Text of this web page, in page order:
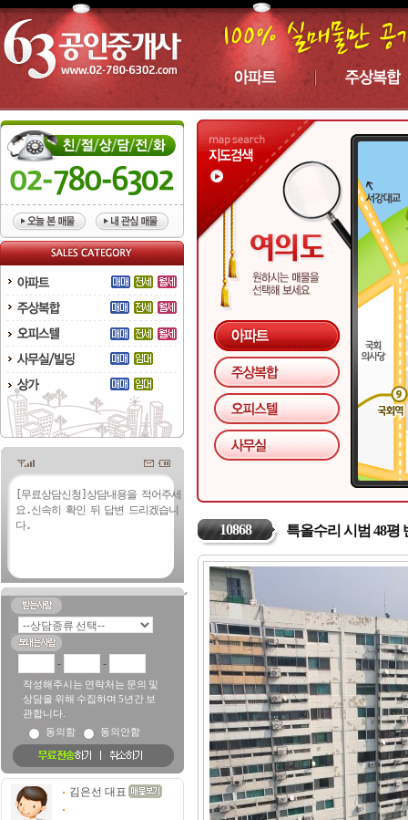
- -
작성해주시는 연락처는 문의 및
상담을 위해 수집하며 5년간 보
관합니다.
동의함
동의안함
김은선 대표
10868 특올수리 시범 48평